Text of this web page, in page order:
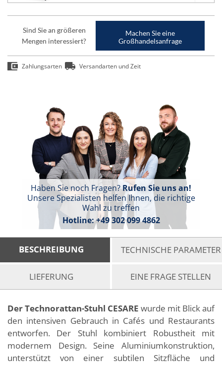
Sind Sie an größeren
Mengen interessiert?
Machen Sie eine
Großhandelsanfrage
Zahlungsarten Versandarten und Zeit
Haben Sie noch Fragen?Rufen Sie uns an!
Unsere Spezialisten helfen Ihnen, die richtige
Wahl zu treffen
Hotline:+49 302 099 4862
BESCHREIBUNG TECHNISCHE PARAMETER
LIEFERUNG EINE FRAGE STELLEN
Der Technorattan-Stuhl CESARE wurde mit Blick auf
den intensiven Gebrauch in Cafés und Restaurants
entworfen. Der Stuhl kombiniert Robustheit mit
modernem Design. Seine Aluminiumkonstruktion,
unterstützt von einer subtilen Sitzfläche und